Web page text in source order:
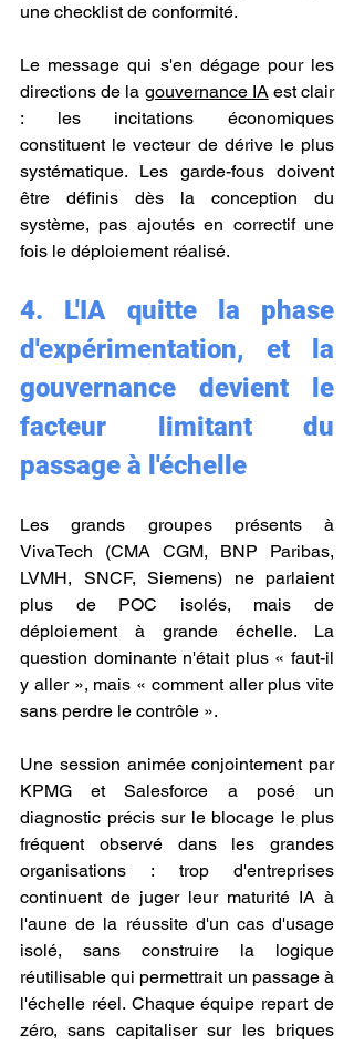
une checklist de conformité.
Le message qui s'en dégage pour les
directions de la gouvernance IA est clair
: les incitations économiques
constituent le vecteur de dérive le plus
systématique. Les garde-fous doivent
être définis dès la conception du
système, pas ajoutés en correctif une
fois le déploiement réalisé.
4. L'IA quitte la phase
d'expérimentation, et la
gouvernance devient le
facteur limitant du
passage à l'échelle
Les grands groupes présents à
VivaTech (CMA CGM, BNP Paribas,
LVMH, SNCF, Siemens) ne parlaient
plus de POC isolés, mais de
déploiement à grande échelle. La
question dominante n'était plus « faut-il
y aller », mais « comment aller plus vite
sans perdre le contrôle ».
Une session animée conjointement par
KPMG et Salesforce a posé un
diagnostic précis sur le blocage le plus
fréquent observé dans les grandes
organisations : trop d'entreprises
continuent de juger leur maturité IA à
l'aune de la réussite d'un cas d'usage
isolé, sans construire la logique
réutilisable qui permettrait un passage à
l'échelle réel. Chaque équipe repart de
zéro, sans capitaliser sur les briques